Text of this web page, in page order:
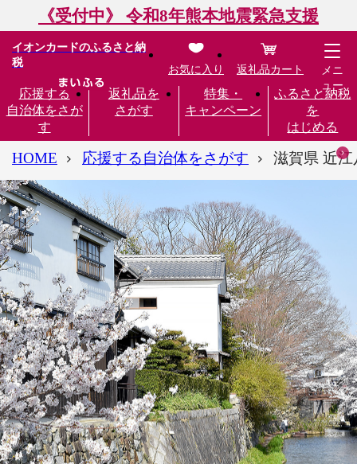
《受付中》 令和8年熊本地震緊急支援
イオンカードのふるさと納
税
応援する
自治体をさが
す
返礼品を
さがす
特集・
キャンペーン
ふるさと納税
を
はじめる
お気に入り 返礼品カート
メニ
ュー
HOME 応援する自治体をさがす 滋賀県 近江